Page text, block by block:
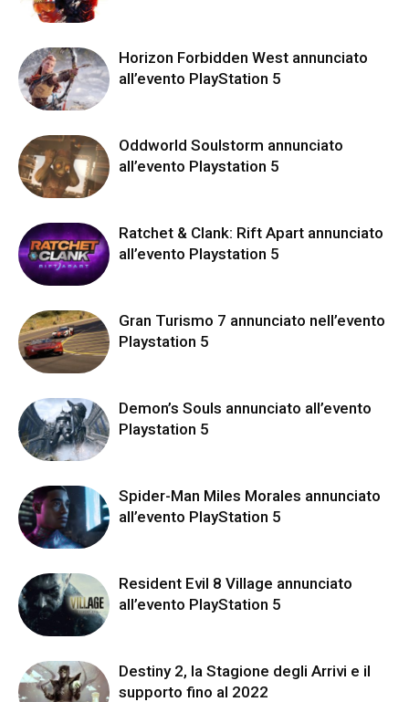
Horizon Forbidden West annunciato
all’evento PlayStation 5
Oddworld Soulstorm annunciato
all’evento Playstation 5
Ratchet & Clank: Rift Apart annunciato
all’evento Playstation 5
Gran Turismo 7 annunciato nell’evento
Playstation 5
Demon’s Souls annunciato all’evento
Playstation 5
Spider-Man Miles Morales annunciato
all’evento PlayStation 5
Resident Evil 8 Village annunciato
all’evento PlayStation 5
Destiny 2, la Stagione degli Arrivi e il
supporto fino al 2022